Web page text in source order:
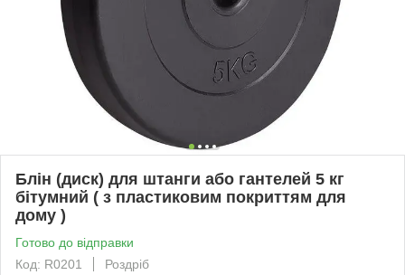
Блін (диск) для штанги або гантелей 5 кг
бітумний ( з пластиковим покриттям для
дому )
Готово до відправки
Код: R0201
Роздріб